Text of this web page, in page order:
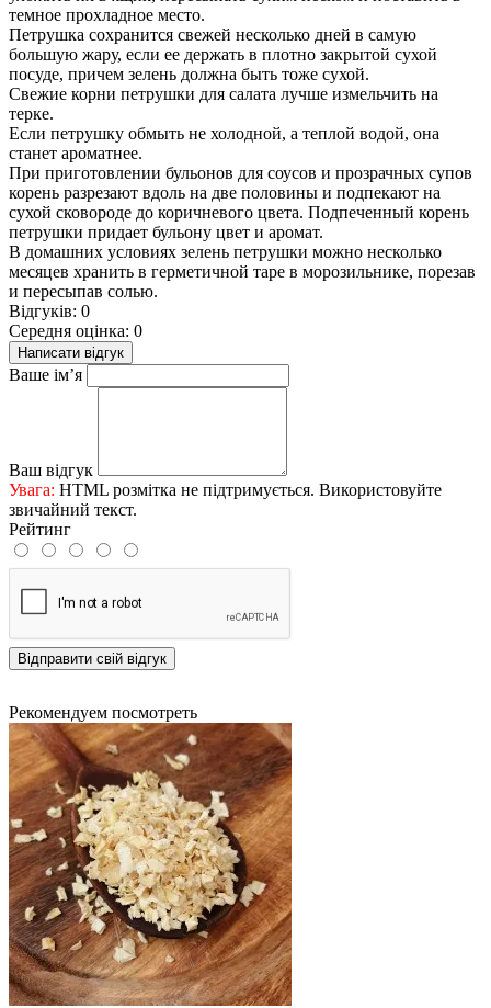
темное прохладное место.
Петрушка сохранится свежей несколько дней в самую
большую жару, если ее держать в плотно закрытой сухой
посуде, причем зелень должна быть тоже сухой.
Свежие корни петрушки для салата лучше измельчить на
терке.
Если петрушку обмыть не холодной, а теплой водой, она
станет ароматнее.
При приготовлении бульонов для соусов и прозрачных супов
корень разрезают вдоль на две половины и подпекают на
сухой сковороде до коричневого цвета. Подпеченный корень
петрушки придает бульону цвет и аромат.
В домашних условиях зелень петрушки можно несколько
месяцев хранить в герметичной таре в морозильнике, порезав
и пересыпав солью.
Відгуків: 0
Середня оцінка: 0
Написати відгук
Ваше ім’я
Ваш відгук
Увага: HTML розмітка не підтримується. Використовуйте
звичайний текст.
Рейтинг
Відправити свій відгук
Рекомендуем посмотреть